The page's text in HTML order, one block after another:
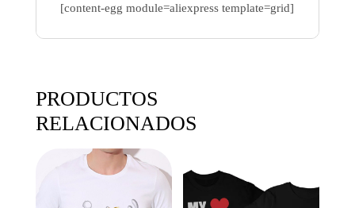
[content-egg module=aliexpress template=grid]
PRODUCTOS
RELACIONADOS